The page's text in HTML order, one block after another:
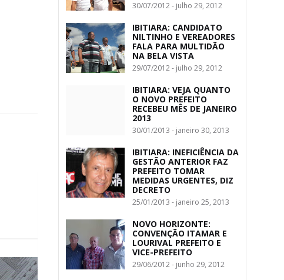
30/07/2012 - julho 29, 2012
IBITIARA: CANDIDATO
NILTINHO E VEREADORES
FALA PARA MULTIDÃO
NA BELA VISTA
29/07/2012 - julho 29, 2012
IBITIARA: VEJA QUANTO
O NOVO PREFEITO
RECEBEU MÊS DE JANEIRO
2013
30/01/2013 - janeiro 30, 2013
IBITIARA: INEFICIÊNCIA DA
GESTÃO ANTERIOR FAZ
PREFEITO TOMAR
MEDIDAS URGENTES, DIZ
DECRETO
25/01/2013 - janeiro 25, 2013
NOVO HORIZONTE:
CONVENÇÃO ITAMAR E
LOURIVAL PREFEITO E
VICE-PREFEITO
29/06/2012 - junho 29, 2012